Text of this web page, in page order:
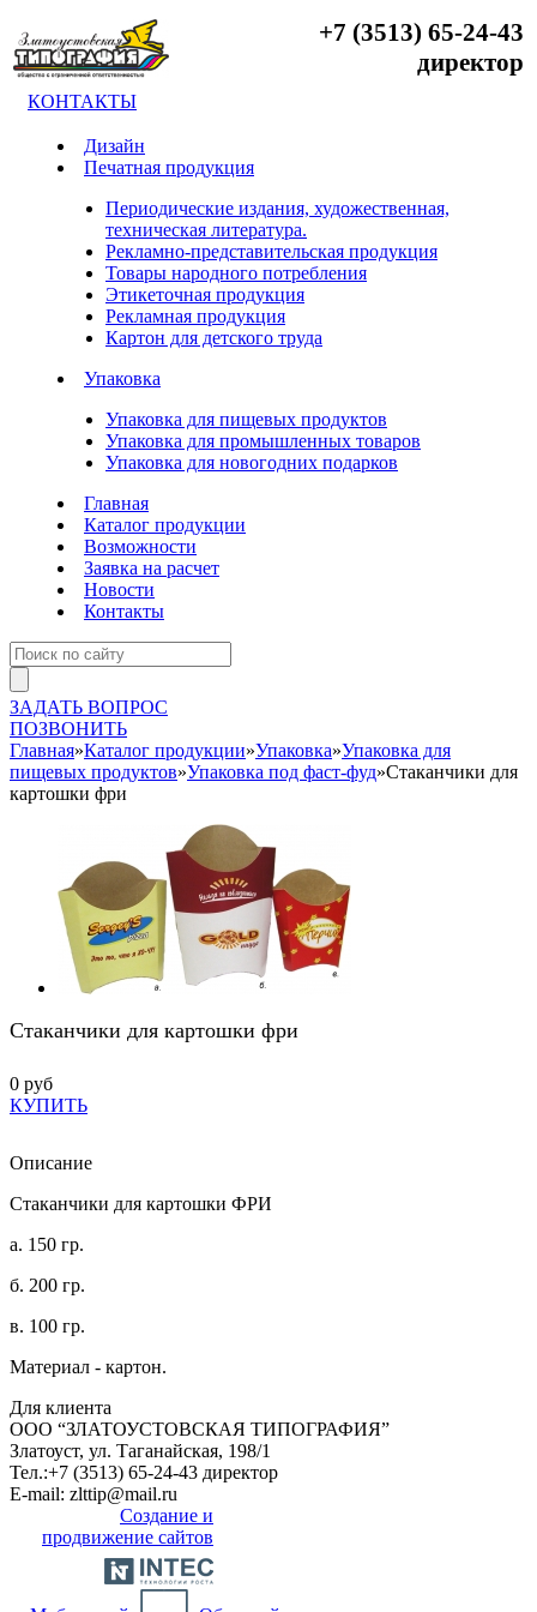
+7 (3513) 65-24-43
директор
КОНТАКТЫ
Дизайн
Печатная продукция
Периодические издания, художественная,
техническая литература.
Рекламно-представительская продукция
Товары народного потребления
Этикеточная продукция
Рекламная продукция
Картон для детского труда
Упаковка
Упаковка для пищевых продуктов
Упаковка для промышленных товаров
Упаковка для новогодних подарков
Главная
Каталог продукции
Возможности
Заявка на расчет
Новости
Контакты
ЗАДАТЬ ВОПРОС
ПОЗВОНИТЬ
Главная»Каталог продукции»Упаковка»Упаковка для
пищевых продуктов»Упаковка под фаст-фуд»Стаканчики для
картошки фри
Стаканчики для картошки фри
0 руб
КУПИТЬ
Описание
Стаканчики для картошки ФРИ
а. 150 гр.
б. 200 гр.
в. 100 гр.
Материал - картон.
Для клиента
ООО “ЗЛАТОУСТОВСКАЯ ТИПОГРАФИЯ”
Златоуст, ул. Таганайская, 198/1
Тел.:+7 (3513) 65-24-43 директор
E-mail: zlttip@mail.ru
Создание и
продвижение сайтов